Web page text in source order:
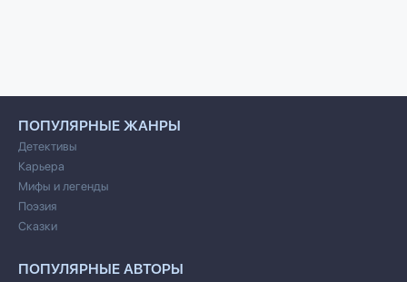
ПОПУЛЯРНЫЕ ЖАНРЫ
Детективы
Карьера
Мифы и легенды
Поэзия
Сказки
ПОПУЛЯРНЫЕ АВТОРЫ